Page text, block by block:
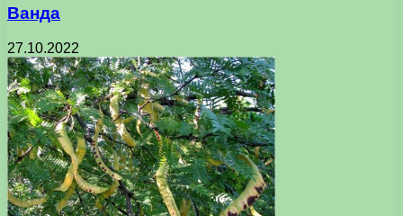
Ванда
27.10.2022